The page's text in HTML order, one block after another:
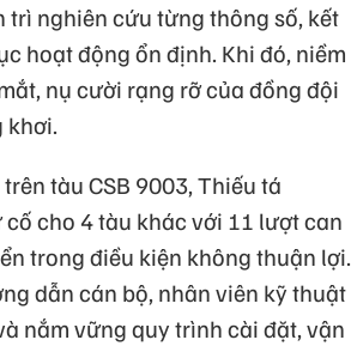
trì nghiên cứu từng thông số, kết
hoạt động ổn định. Khi đó, niềm
nụ cười rạng rỡ của đồng đội
khơi.
tàu CSB 9003, Thiếu tá
cho 4 tàu khác với 11 lượt can
trong điều kiện không thuận lợi.
dẫn cán bộ, nhân viên kỹ thuật
nắm vững quy trình cài đặt, vận